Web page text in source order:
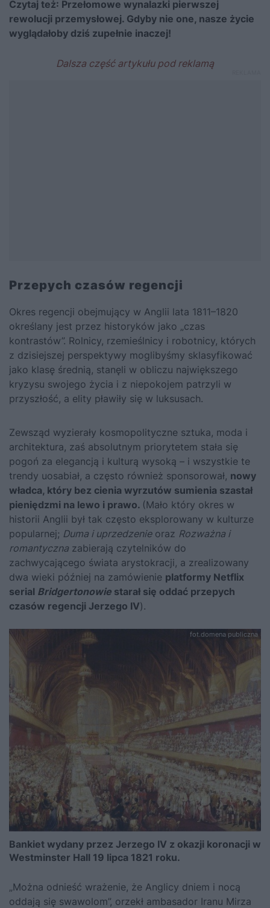
Czytaj też: Przełomowe wynalazki pierwszej
rewolucji przemysłowej. Gdyby nie one, nasze życie
wyglądałoby dziś zupełnie inaczej!
Przepych czasów regencji
Okres regencji obejmujący w Anglii lata 1811–1820
określany jest przez historyków jako „czas
kontrastów”. Rolnicy, rzemieślnicy i robotnicy, których
z dzisiejszej perspektywy moglibyśmy sklasyfikować
jako klasę średnią, stanęli w obliczu największego
kryzysu swojego życia i z niepokojem patrzyli w
przyszłość, a elity pławiły się w luksusach.
Zewsząd wyzierały kosmopolityczne sztuka, moda i
architektura, zaś absolutnym priorytetem stała się
pogoń za elegancją i kulturą wysoką – i wszystkie te
trendy uosabiał, a często również sponsorował, nowy
władca, który bez cienia wyrzutów sumienia szastał
pieniędzmi na lewo i prawo. (Mało który okres w
historii Anglii był tak często eksplorowany w kulturze
popularnej; Duma i uprzedzenieoraz Rozważna i
romantyczna zabierają czytelników do
zachwycającego świata arystokracji, a zrealizowany
dwa wieki później na zamówienie platformy Netflix
serial Bridgertonowie starał się oddać przepych
czasów regencji Jerzego IV).
fot.domena publiczna
Bankiet wydany przez Jerzego IV z okazji koronacji w
Westminster Hall 19 lipca 1821 roku.
„Można odnieść wrażenie, że Anglicy dniem i nocą
oddają się swawolom”, orzekł ambasador Iranu Mirza